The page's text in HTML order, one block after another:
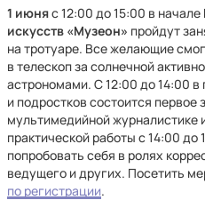
1 июняс 12:00 до 15:00 в
искусств «Музеон» пройдут
на тротуаре. Все желающие
в телескоп за солнечной
астрономами. С 12:00 до 14:00
и подростков состоится первое
мультимедийной журналистике
практической работы с 14:00 до
попробовать себя в ролях
ведущего и других. Посетить
по регистрации.